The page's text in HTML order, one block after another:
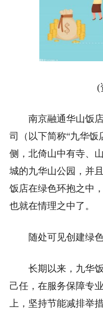
(
南京融通华山饭
司（以下简称“九华饭
侧，北倚山中有寺、
城的九华山公园，并
饭店在绿色环抱之中
也就在情理之中了。
随处可见创建绿
长期以来，九华
己任，在服务保障专
上，坚持节能减排举